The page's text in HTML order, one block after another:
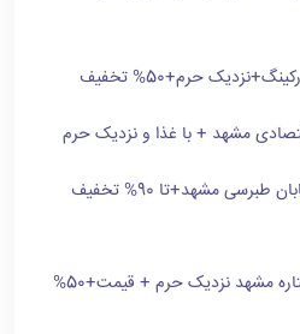
حرم+50% تخفیف
مشهد + با غذا و نزدیک حرم
مشهد+تا 90% تخفیف
لیست بهترین هتل های پنج ستاره مشهد نزدیک حرم + قیمت+50%